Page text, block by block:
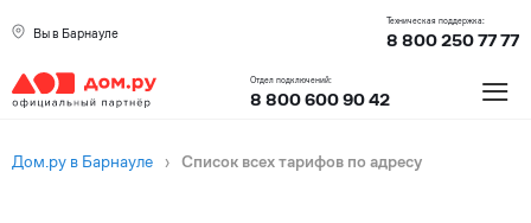
Вы в Барнауле
Техническая поддержка:
8 800 250 77 77
Отдел подключений:
8 800 600 90 42 ≡
Дом.ру в Барнауле › Список всех тарифов по адресу